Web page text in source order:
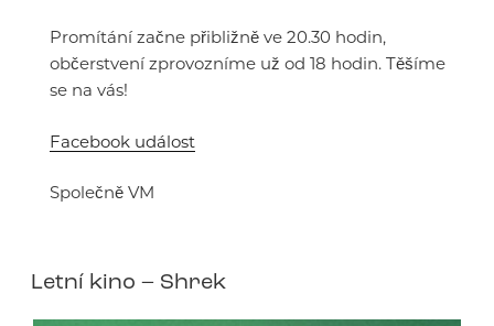
Promítání začne přibližně ve 20.30 hodin,
občerstvení zprovozníme už od 18 hodin. Těšíme
se na vás!
Facebook událost
Společně VM
Letní kino – Shrek